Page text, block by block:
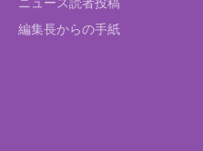
編集長からの手紙